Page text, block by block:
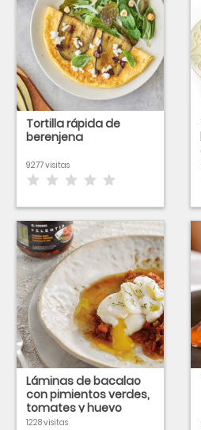
Tortilla rápida de
berenjena
9277 visitas
Láminas de bacalao
con pimientos verdes,
tomates y huevo
poché
1228 visitas